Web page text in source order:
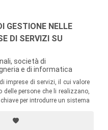
GESTIONE NELLE
DI SERVIZI SU
società di
e di informatica
imprese di servizi, il cui valore
persone che li realizzano,
per introdurre un sistema